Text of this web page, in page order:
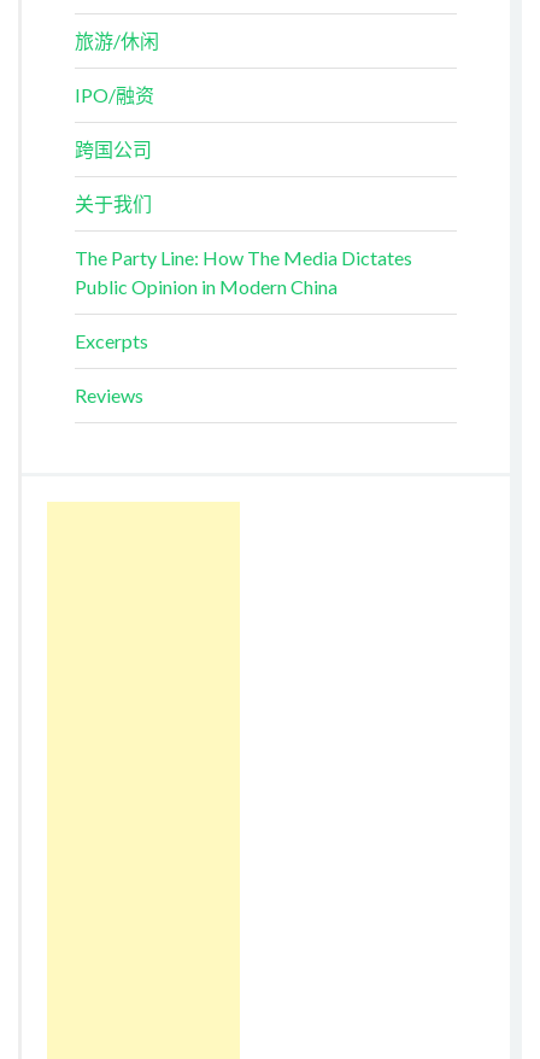
旅游/休闲
IPO/融资
跨国公司
关于我们
The Party Line: How The Media Dictates
Public Opinion in Modern China
Excerpts
Reviews